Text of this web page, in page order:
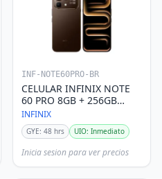
INF-NOTE60PRO-BR
CELULAR INFINIX NOTE
60 PRO 8GB + 256GB
CAFE
INFINIX
GYE: 48 hrs UIO: Inmediato
Inicia sesion para ver precios